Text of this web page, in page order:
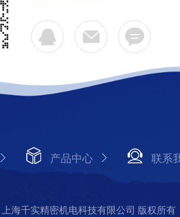
产品中心 联系
海千实精密机电科技有限公司 版权所有